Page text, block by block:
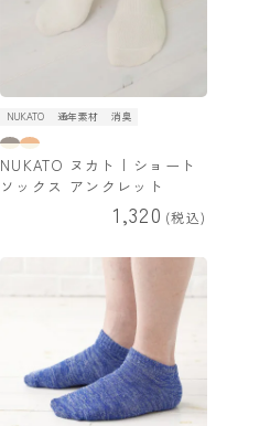
NUKATO 通年素材 消臭
NUKATO ヌカト | ショート
ソックス アンクレット
1,320 税込